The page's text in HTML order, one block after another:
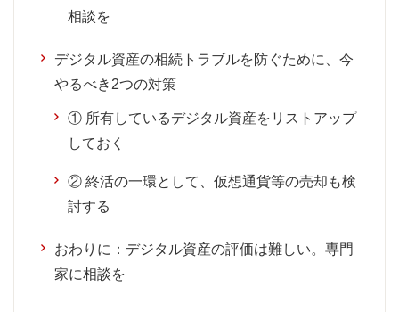
相談を
デジタル資産の相続トラブルを防ぐために、今
やるべき2つの対策
① 所有しているデジタル資産をリストアップ
しておく
② 終活の一環として、仮想通貨等の売却も検
討する
おわりに：デジタル資産の評価は難しい。専門
家に相談を